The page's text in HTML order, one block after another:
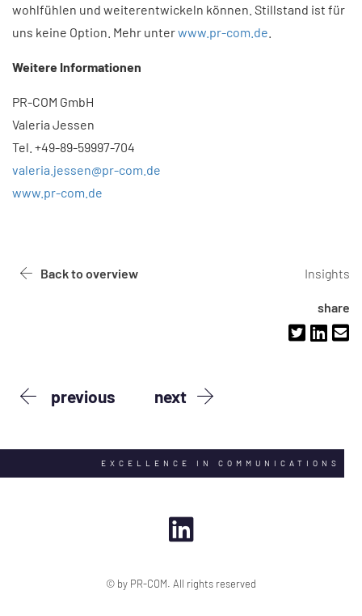
wohlfühlen und weiterentwickeln können. Stillstand ist für
uns keine Option. Mehr unterwww.pr-com.de
Weitere Informationen
PR-COM GmbH
Valeria Jessen
Tel. +49-89-59997-704
valeria.jessen@pr-com.de
www.pr-com.de
Back to overview Insights
share
previous next
EXCELLENCE IN COMMUNICATIONS
© by PR-COM. All rights reserved